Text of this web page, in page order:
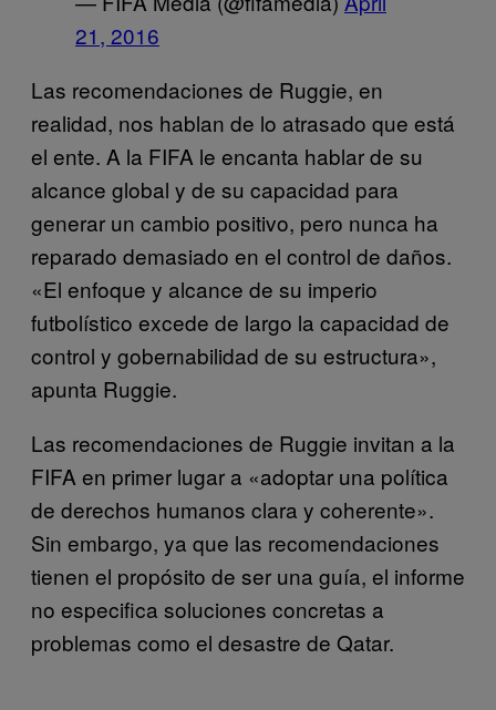
21, 2016
Las recomendaciones de Ruggie, en
realidad, nos hablan de lo atrasado que está
el ente. A la FIFA le encanta hablar de su
alcance global y de su capacidad para
generar un cambio positivo, pero nunca ha
reparado demasiado en el control de daños.
«El enfoque y alcance de su imperio
futbolístico excede de largo la capacidad de
control y gobernabilidad de su estructura»,
apunta Ruggie.
Las recomendaciones de Ruggie invitan a la
FIFA en primer lugar a «adoptar una política
de derechos humanos clara y coherente».
Sin embargo, ya que las recomendaciones
tienen el propósito de ser una guía, el informe
no especifica soluciones concretas a
problemas como el desastre de Qatar.